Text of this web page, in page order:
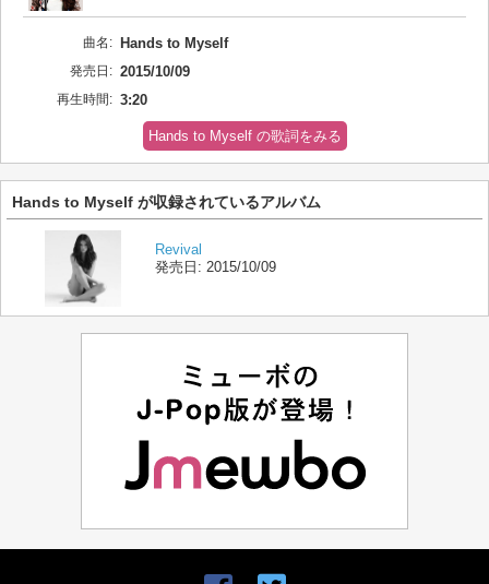
曲名: Hands to Myself
発売日: 2015/10/09
再生時間: 3:20
Hands to Myself の歌詞をみる
Hands to Myself が収録されているアルバム
Revival
発売日: 2015/10/09